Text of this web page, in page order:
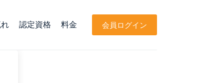
認定資格 料金 会員ログイン